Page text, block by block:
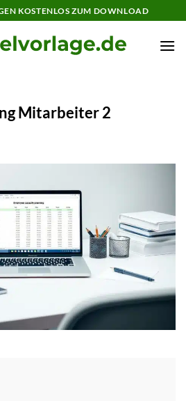
KOSTENLOS ZUM DOWNLOAD
Mitarbeiter 2